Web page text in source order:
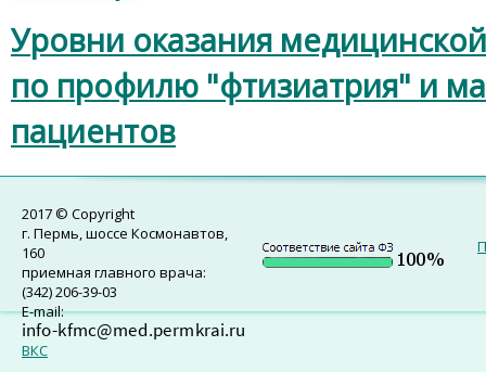
Уровни оказания
по профилю "фтизиатрия" и
пациентов
2017 © Copyright
г. Пермь, шоссе Космонавтов,
160
приемная главного врача:
(342) 206-39-03
E-mail:
ВКС